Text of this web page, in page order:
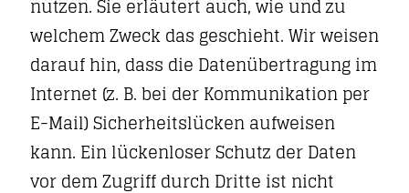
nutzen. Sie erläutert auch, wie und zu
welchem Zweck das geschieht. Wir weisen
darauf hin, dass die Datenübertragung im
Internet (z. B. bei der Kommunikation per
E-Mail) Sicherheitslücken aufweisen
kann. Ein lückenloser Schutz der Daten
vor dem Zugriff durch Dritte ist nicht